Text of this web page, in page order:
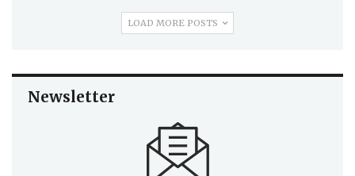
LOAD MORE POSTS
Newsletter